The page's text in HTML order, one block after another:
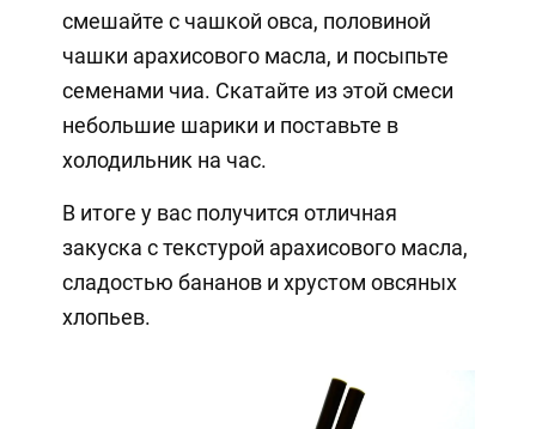
смешайте с чашкой овса, половиной
чашки арахисового масла, и посыпьте
семенами чиа. Скатайте из этой смеси
небольшие шарики и поставьте в
холодильник на час.
В итоге у вас получится отличная
закуска с текстурой арахисового масла,
сладостью бананов и хрустом овсяных
хлопьев.